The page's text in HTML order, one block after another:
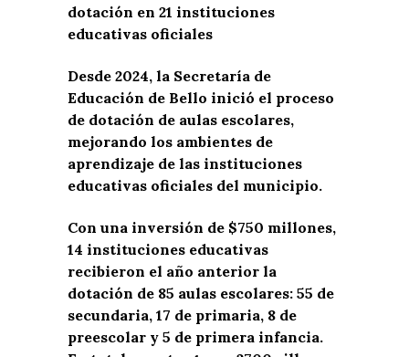
dotación en 21 instituciones
educativas oficiales
Desde 2024, la Secretaría de
Educación de Bello inició el proceso
de dotación de aulas escolares,
mejorando los ambientes de
aprendizaje de las instituciones
educativas oficiales del municipio.
Con una inversión de $750 millones,
14 instituciones educativas
recibieron el año anterior la
dotación de 85 aulas escolares: 55 de
secundaria, 17 de primaria, 8 de
preescolar y 5 de primera infancia.